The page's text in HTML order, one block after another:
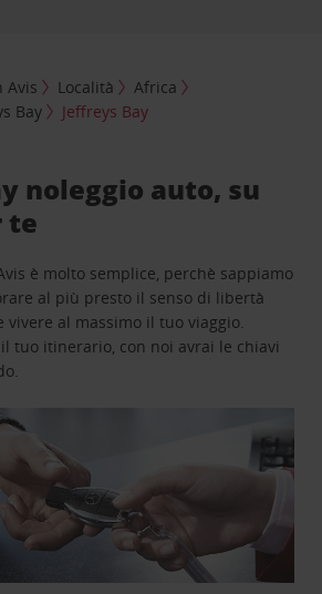
Avis Località
Africa
Bay Jeffreys Bay
noleggio auto, su
te
è molto semplice, perchè sappiamo
al più presto il senso di libertà
al massimo il tuo viaggio.
tuo itinerario, con noi avrai le chiavi